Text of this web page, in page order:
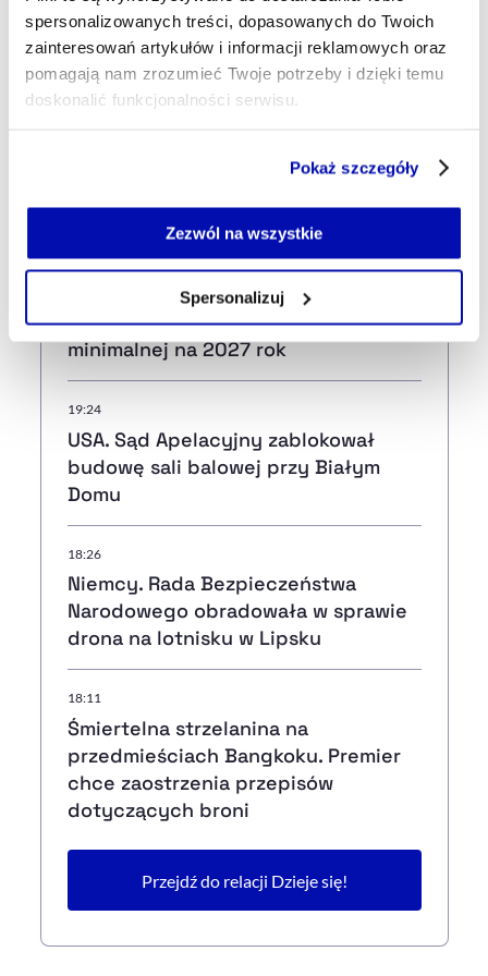
spersonalizowanych treści, dopasowanych do Twoich
zainteresowań artykułów i informacji reklamowych oraz
pomagają nam zrozumieć Twoje potrzeby i dzięki temu
doskonalić funkcjonalności serwisu.
Jeżeli nie wyrażasz zgody na zapisywanie plików cookie,
możesz łatwo zarządzać swoimi uprawnieniami, np. we
własnej przeglądarce internetowej lub po wybraniu opcji
naszejPolityce Prywatności
Pokaż szczegóły
Zezwól na wszystkie
Spersonalizuj
Najnowsze
Nieprawidłowości w warszawskich
szpitalach. Najwięcej w Szpitalu
Południowym
Rząd potwierdził wysokość płacy
minimalnej na 2027 rok
19:24
USA. Sąd Apelacyjny zablokował
budowę sali balowej przy Białym
Domu
18:26
Niemcy. Rada Bezpieczeństwa
Narodowego obradowała w sprawie
drona na lotnisku w Lipsku
18:11
Śmiertelna strzelanina na
przedmieściach Bangkoku. Premier
chce zaostrzenia przepisów
dotyczących broni
Przejdź do relacji Dzieje się!